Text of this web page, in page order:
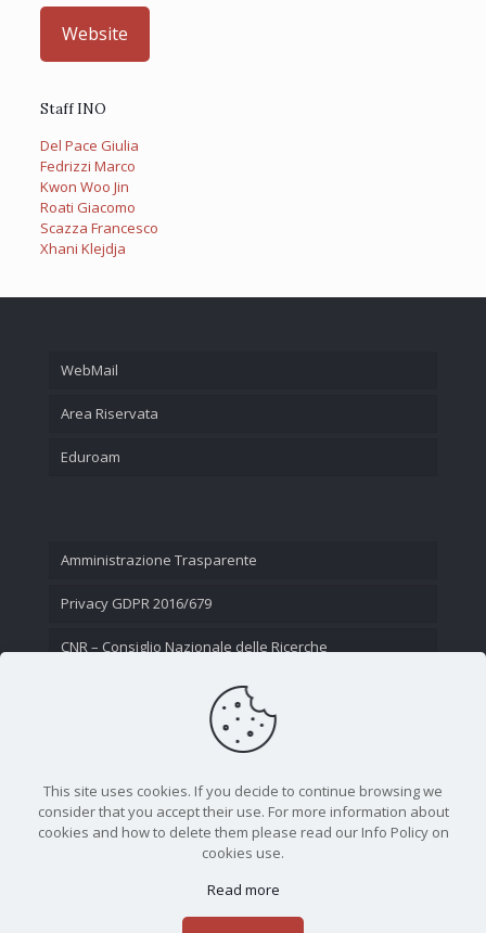
Website
Staff INO
Del Pace Giulia
Fedrizzi Marco
Kwon Woo Jin
Roati Giacomo
Scazza Francesco
Xhani Klejdja
WebMail
Area Riservata
Eduroam
Amministrazione Trasparente
Privacy GDPR 2016/679
CNR – Consiglio Nazionale delle Ricerche
This site uses cookies. If you decide to continue browsing we
consider that you accept their use. For more information about
cookies and how to delete them please read our Info Policy on
cookies use.
Read more